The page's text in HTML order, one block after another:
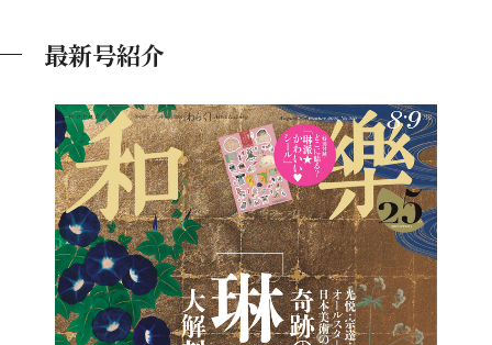
最新号紹介